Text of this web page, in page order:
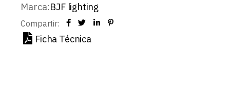
Marca:BJF lighting
Compartir:
Ficha Técnica